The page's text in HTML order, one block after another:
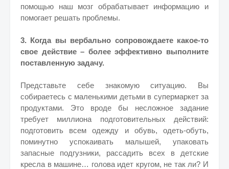
помощью наш мозг обрабатывает информацию и
помогает решать проблемы.
3. Когда вы вербально сопровождаете какое-то
свое действие – более эффективно выполните
поставленную задачу.
Представьте себе знакомую ситуацию. Вы
собираетесь с маленькими детьми в супермаркет за
продуктами. Это вроде бы несложное задание
требует миллиона подготовительных действий:
подготовить всем одежду и обувь, одеть-обуть,
поминутно успокаивать малышей, упаковать
запасные подгузники, рассадить всех в детские
кресла в машине… голова идет кругом, не так ли? И